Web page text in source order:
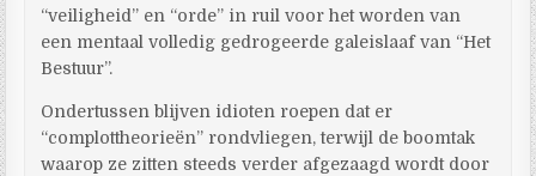
“veiligheid” en “orde” in ruil voor het worden van
een mentaal volledig gedrogeerde galeislaaf van “Het
Bestuur”.
Ondertussen blijven idioten roepen dat er
“complottheorieën” rondvliegen, terwijl de boomtak
waarop ze zitten steeds verder afgezaagd wordt door